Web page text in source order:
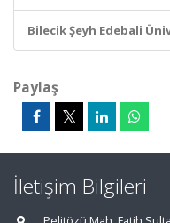
Bilecik Şeyh Edebali
Paylaş
İletişim Bilgileri